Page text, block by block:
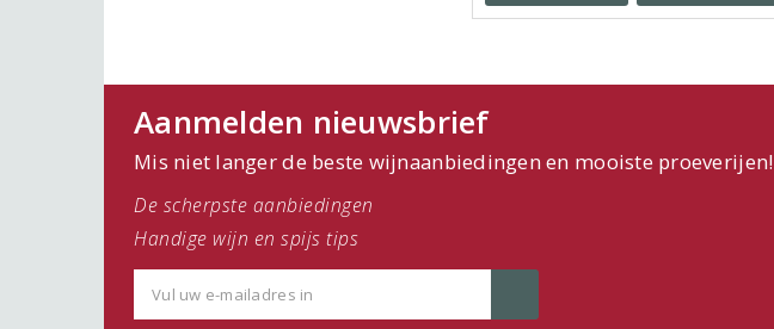
Aanmelden nieuwsbrief
Mis niet langer de beste wijnaanbiedingen en mooiste proeverijen!
De scherpste aanbiedingen
Handige wijn en spijs tips